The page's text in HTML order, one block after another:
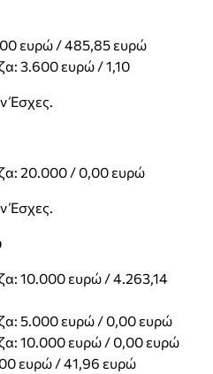
ευρώ / 485,85 ευρώ
3.600 ευρώ / 1,10
Έσχες.
20.000 / 0,00 ευρώ
Έσχες.
10.000 ευρώ / 4.263,14
5.000 ευρώ / 0,00 ευρώ
10.000 ευρώ / 0,00 ευρώ
ευρώ / 41,96 ευρώ